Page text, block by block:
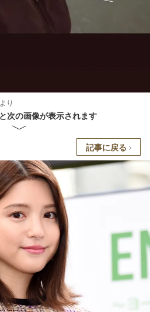
り
次の画像が表示されます
記事に戻る